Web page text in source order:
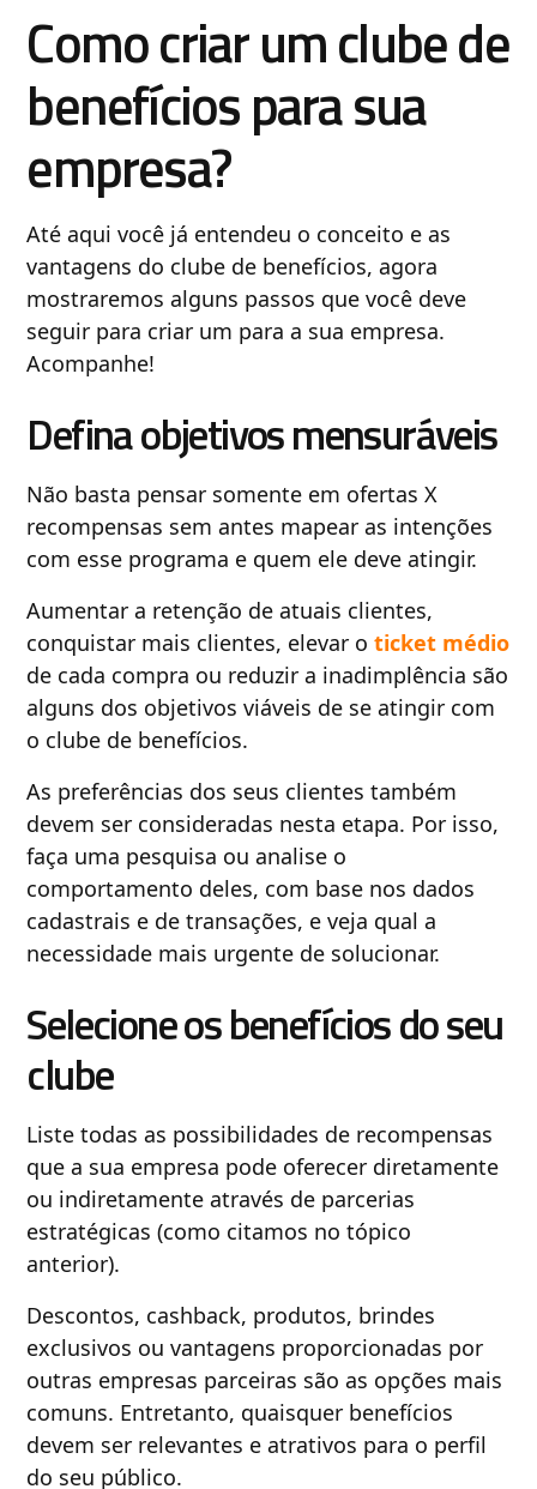
Como criar um clube de
benefícios para sua
empresa?
Até aqui você já entendeu o conceito e as
vantagens do clube de benefícios, agora
mostraremos alguns passos que você deve
seguir para criar um para a sua empresa.
Acompanhe!
Defina objetivos mensuráveis
Não basta pensar somente em ofertas X
recompensas sem antes mapear as intenções
com esse programa e quem ele deve atingir.
Aumentar a retenção de atuais clientes,
conquistar mais clientes, elevar oticket médio
de cada compra ou reduzir a inadimplência são
alguns dos objetivos viáveis de se atingir com
o clube de benefícios.
As preferências dos seus clientes também
devem ser consideradas nesta etapa. Por isso,
faça uma pesquisa ou analise o
comportamento deles, com base nos dados
cadastrais e de transações, e veja qual a
necessidade mais urgente de solucionar.
Selecione os benefícios do seu
clube
Liste todas as possibilidades de recompensas
que a sua empresa pode oferecer diretamente
ou indiretamente através de parcerias
estratégicas (como citamos no tópico
anterior).
Descontos, cashback, produtos, brindes
exclusivos ou vantagens proporcionadas por
outras empresas parceiras são as opções mais
comuns. Entretanto, quaisquer benefícios
devem ser relevantes e atrativos para o perfil
do seu público.